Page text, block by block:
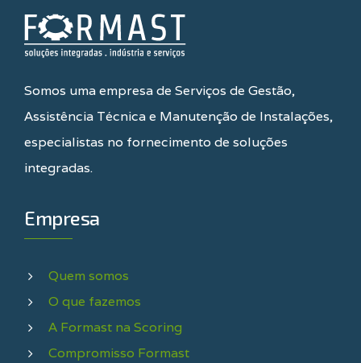
Somos uma empresa de Serviços de Gestão,
Assistência Técnica e Manutenção de Instalações,
especialistas no fornecimento de soluções
integradas.
Empresa
Quem somos
O que fazemos
A Formast na Scoring
Compromisso Formast